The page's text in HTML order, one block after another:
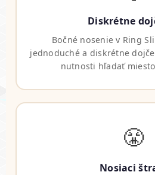
Diskrétne
Bočné nosenie v Ring
jednoduché a diskrétne
nutnosti hľadať
😤
Nosiaci